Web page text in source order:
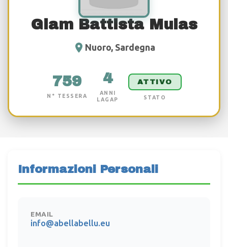
Giam Battista Mulas
Nuoro, Sardegna
759
N° TESSERA
4
ANNI
LAGAP
ATTIVO
STATO
Informazioni Personali
EMAIL
info@abellabellu.eu